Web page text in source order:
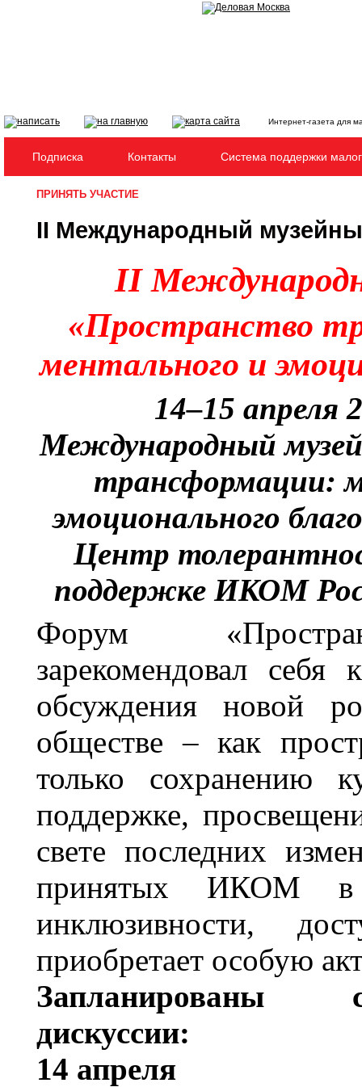
Интернет-газета для
Подписка Контакты Система поддержки
ПРИНЯТЬ УЧАСТИЕ
II Международный
II
«Пространство
ментального и
14–15 апреля
Международный
трансформации:
эмоционального
Центр
поддержке ИКОМ
Форум
зарекомендовал
обсуждения новой
обществе – как
только сохранению
поддержке,
свете последних
принятых ИКОМ в
инклюзивности,
приобретает особую
Запланированы
дискуссии:
14 апреля